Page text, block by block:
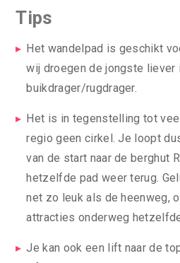
Tips
Het wandelpad is geschikt
wij droegen de jongste liever
buikdrager/rugdrager.
Het is in tegenstelling tot
regio geen cirkel. Je loopt
van de start naar de berghut
hetzelfde pad weer terug.
net zo leuk als de heenweg,
attracties onderweg
Je kan ook een lift naar de